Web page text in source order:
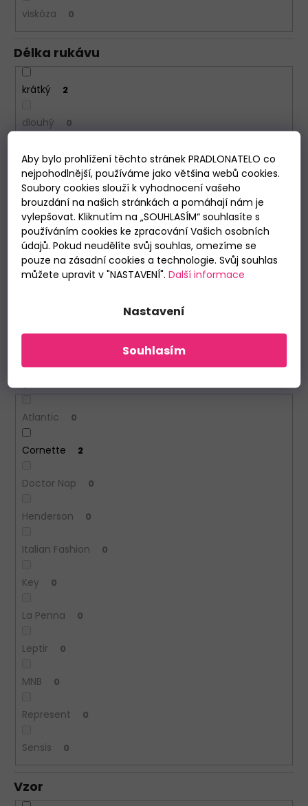
Aby bylo prohlížení těchto stránek PRADLONATELO co
nejpohodlnější, používáme jako většina webů cookies.
Soubory cookies slouží k vyhodnocení vašeho
brouzdání na našich stránkách a pomáhají nám je
vylepšovat. Kliknutím na „SOUHLASÍM“ souhlasíte s
používáním cookies ke zpracování Vašich osobních
údajů. Pokud neudělíte svůj souhlas, omezíme se
pouze na zásadní cookies a technologie. Svůj souhlas
můžete upravit v "NASTAVENÍ". Další informace
Nastavení
Souhlasím
viskóza 0
Délka rukávu
krátký 2
dlouhý 0
Délka nohavic
krátké 2
dlouhé 0
Období
Atlantic 0
Cornette 2
Doctor Nap 0
Henderson 0
Italian Fashion 0
Key 0
La Penna 0
Leptir 0
MNB 0
Represent 0
Sensis 0
Vzor